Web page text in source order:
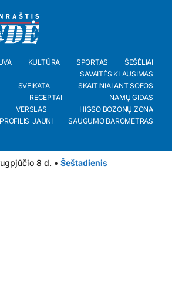
KULTŪRA SPORTAS
ŠEŠĖLIAI
SAVAITĖS KLAUSIMAS
SVEIKATA
SKAITINIAI ANT SOFOS
RECEPTAI
NAMŲ GIDAS
VERSLAS
HIGSO BOZONŲ ZONA
PROFILIS_JAUNI
SAUGUMO BAROMETRAS
8 d. • Šeštadienis